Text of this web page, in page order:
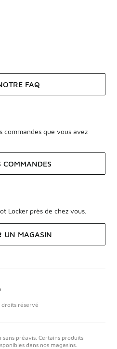
FAQ
commandes que vous avez
COMMANDES
Locker près de chez vous.
UN MAGASIN
droits réservé
préavis. Certains produits
dans nos magasins.